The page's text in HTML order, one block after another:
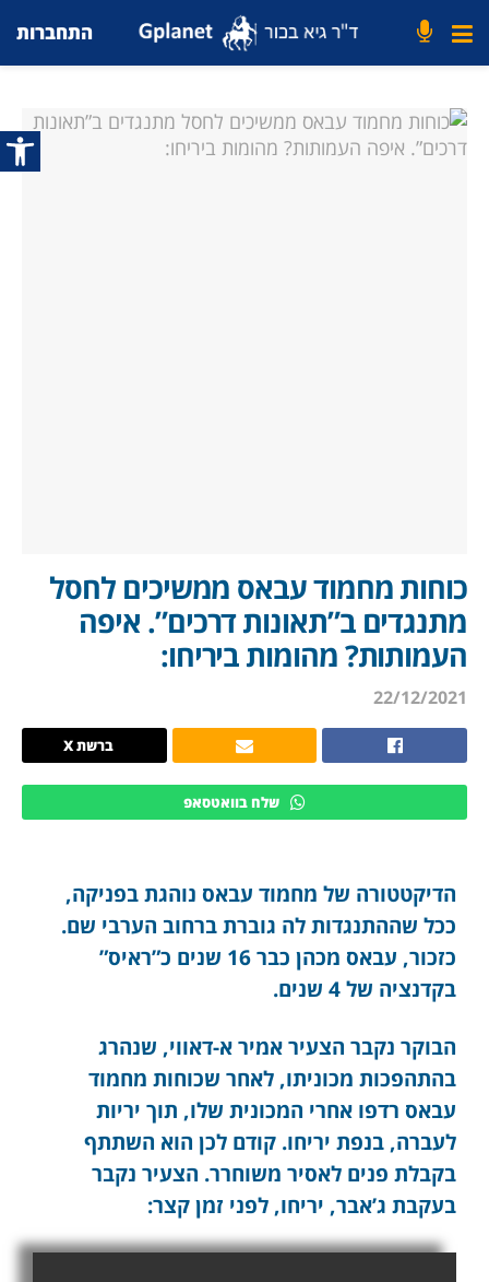
פתח
התחברות
כוחות מחמוד עבאס ממשיכים לחסל
מתנגדים ב”תאונות דרכים”. איפה
העמותות? מהומות ביריחו:
22/12/2021
ברשת X
שלח בוואטסאפ
הדיקטטורה של מחמוד עבאס נוהגת בפניקה,
ככל שההתנגדות לה גוברת ברחוב הערבי שם.
כזכור, עבאס מכהן כבר 16 שנים כ”ראיס”
בקדנציה של 4 שנים.
הבוקר נקבר הצעיר אמיר א-דאווי, שנהרג
בהתהפכות מכוניתו, לאחר שכוחות מחמוד
עבאס רדפו אחרי המכונית שלו, תוך יריות
לעברה, בנפת יריחו. קודם לכן הוא השתתף
בקבלת פנים לאסיר משוחרר. הצעיר נקבר
בעקבת ג’אבר, יריחו, לפני זמן קצר: